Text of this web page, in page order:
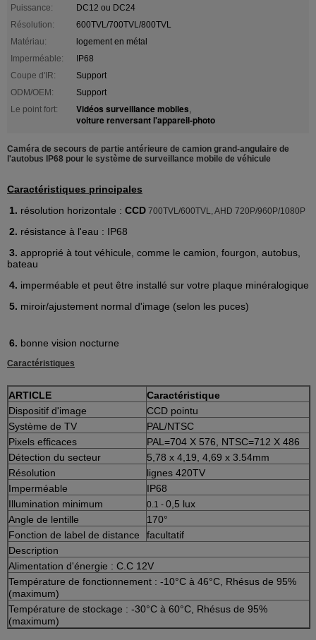
Puissance:
DC12 ou DC24
Résolution:
600TVL/700TVL/800TVL
Matériau:
logement en métal
Imperméable:
IP68
Coupe d'IR:
Support
ODM/OEM:
Support
Le point fort:
Vidéos surveillance mobiles,
voiture renversant l'appareil-photo
Caméra de secours de partie antérieure de camion grand-angulaire de
l'autobus IP68 pour le système de surveillance mobile de véhicule
Caractéristiques principales
1. résolution horizontale : CCD 700TVL/600TVL, AHD 720P/960P/1080P
2. résistance à l'eau : IP68
3. approprié à tout véhicule, comme le camion, fourgon, autobus,
bateau
4. imperméable et peut être installé sur votre plaque minéralogique
5. miroir/ajustement normal d'image (selon les puces)
6. bonne vision nocturne
Caractéristiques
ARTICLE
Caractéristique
Dispositif d'image
CCD pointu
Système de TV
PAL/NTSC
Pixels efficaces
PAL=704 X 576, NTSC=712 X 486
Détection du secteur
5,78 x 4,19, 4,69 x 3.54mm
Résolution
lignes 420TV
Imperméable
IP68
Illumination minimum
0.1 - 0,5 lux
Angle de lentille
170°
Fonction de label de distance
facultatif
Description
Alimentation d'énergie : C.C 12V
Température de fonctionnement : -10°C à 46°C, Rhésus de 95%
(maximum)
Température de stockage : -30°C à 60°C, Rhésus de 95%
(maximum)